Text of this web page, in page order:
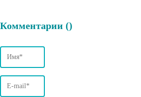
Комментарии ()